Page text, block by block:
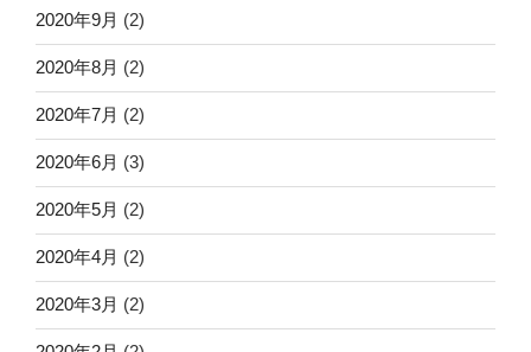
2020年9月 (2)
2020年8月 (2)
2020年7月 (2)
2020年6月 (3)
2020年5月 (2)
2020年4月 (2)
2020年3月 (2)